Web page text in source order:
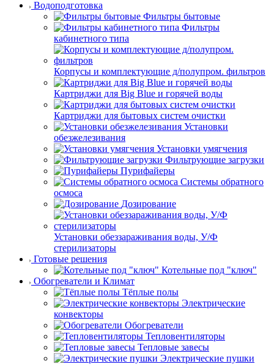
Водоподготовка
Фильтры бытовые
Фильтры
кабинетного типа
Корпусы и комплектующие д/полупром. фильтров
Картриджи для Big Blue и горячей воды
Картриджи для бытовых систем очистки
Установки
обезжелезивания
Установки умягчения
Фильтрующие загрузки
Пурифайеры
Системы обратного
осмоса
Дозирование
Установки обеззараживания воды, У/Ф
стерилизаторы
Готовые решения
Котельные под "ключ"
Обогреватели и Климат
Тёплые полы
Электрические
конвекторы
Обогреватели
Тепловентиляторы
Тепловые завесы
Электрические пушки